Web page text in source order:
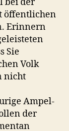
öffentlichen
Erinnern
Sie
Volk
nicht
Ampel-
der